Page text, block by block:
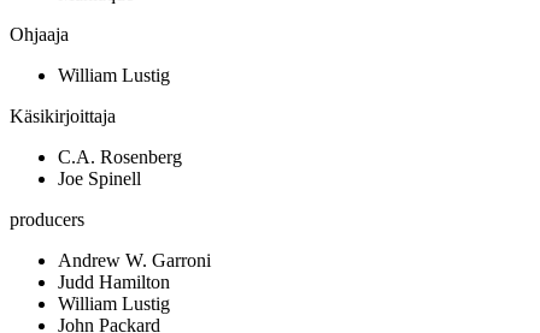
Ohjaaja
William Lustig
Käsikirjoittaja
C.A. Rosenberg
Joe Spinell
producers
Andrew W. Garroni
Judd Hamilton
William Lustig
John Packard